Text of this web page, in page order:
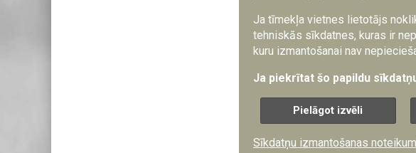
Ja tīmekļa vietnes lietotājs
tehniskās sīkdatnes, kuras ir
kuru izmantošanai nav
Ja piekrītat šo papildu
Pielāgot izvēli
Sīkdatņu izmantošanas